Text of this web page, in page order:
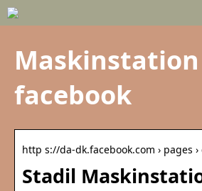
Maskinstation
facebook
http s://da-dk.facebook.com › pages ›
Stadil